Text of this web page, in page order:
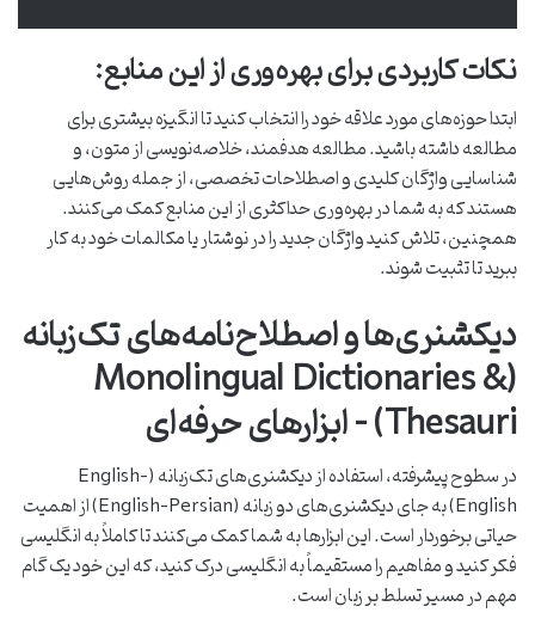
نکات کاربردی برای بهره‌وری از این منابع:
ابتدا حوزه‌های مورد علاقه خود را انتخاب کنید تا انگیزه بیشتری برای
مطالعه داشته باشید. مطالعه هدفمند، خلاصه‌نویسی از متون، و
شناسایی واژگان کلیدی و اصطلاحات تخصصی، از جمله روش‌هایی
هستند که به شما در بهره‌وری حداکثری از این منابع کمک می‌کنند.
همچنین، تلاش کنید واژگان جدید را در نوشتار یا مکالمات خود به کار
ببرید تا تثبیت شوند.
دیکشنری‌ها و اصطلاح‌نامه‌های تک‌زبانه
(Monolingual Dictionaries &
Thesauri) – ابزارهای حرفه‌ای
در سطوح پیشرفته، استفاده از دیکشنری‌های تک‌زبانه (English-
English) به جای دیکشنری‌های دو زبانه (English-Persian) از اهمیت
حیاتی برخوردار است. این ابزارها به شما کمک می‌کنند تا کاملاً به انگلیسی
فکر کنید و مفاهیم را مستقیماً به انگلیسی درک کنید، که این خود یک گام
مهم در مسیر تسلط بر زبان است.